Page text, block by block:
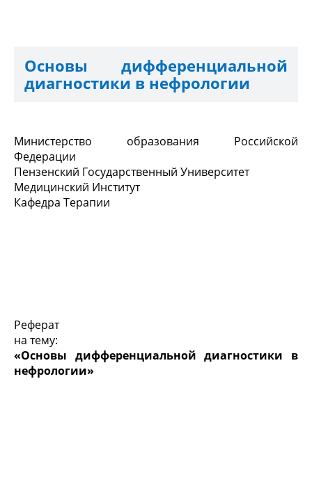
Основы дифференциальной
диагностики в нефрологии
Министерство образования Российской
Федерации
Пензенский Государственный Университет
Медицинский Институт
Кафедра Терапии
Реферат
на тему:
«Основы дифференциальной диагностики в
нефрологии»